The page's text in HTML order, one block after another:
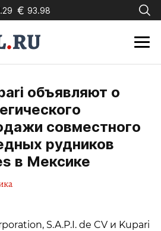
€ 93.98
объявляют о
совместного
рудников
в Мексике
S.A.P.I. de CV и Kupari